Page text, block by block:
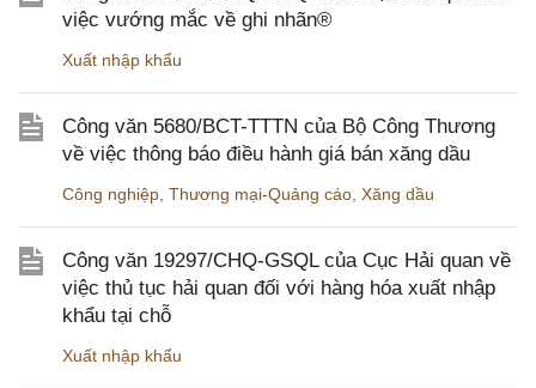
việc vướng mắc về ghi nhãn®
Xuất nhập khẩu
Công văn 5680/BCT-TTTN của Bộ Công Thương
về việc thông báo điều hành giá bán xăng dầu
Công nghiệp Thương mại-Quảng cáo Xăng dầu
Công văn 19297/CHQ-GSQL của Cục Hải quan về
việc thủ tục hải quan đối với hàng hóa xuất nhập
khẩu tại chỗ
Xuất nhập khẩu